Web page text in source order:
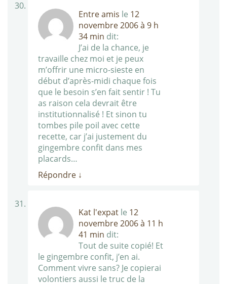
Entre amis le 12
novembre 2006 à 9 h
34 min dit:
J’ai de la chance, je
travaille chez moi et je peux
m’offrir une micro-sieste en
début d’après-midi chaque fois
que le besoin s’en fait sentir ! Tu
as raison cela devrait être
institutionnalisé ! Et sinon tu
tombes pile poil avec cette
recette, car j’ai justement du
gingembre confit dans mes
placards…
Répondre ↓
Kat l'expat le 12
novembre 2006 à 11 h
41 min dit:
Tout de suite copié! Et
le gingembre confit, j’en ai.
Comment vivre sans? Je copierai
volontiers aussi le truc de la